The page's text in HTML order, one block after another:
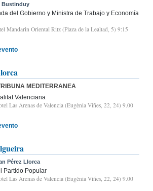
Bustinduy
del Gobierno y Ministra de Trabajo y Economía
Mandarin Oriental Ritz (Plaza de la Lealtad, 5) 9:15
MEDITERRANEA
Valenciana
Las Arenas de Valencia (Eugènia Viñes, 22, 24) 9.00
Pérez Llorca
Partido Popular
Las Arenas de Valencia (Eugènia Viñes, 22, 24) 9.00